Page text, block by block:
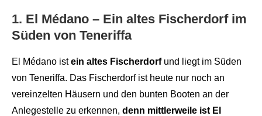
1. El Médano – Ein altes Fischerdorf im
Süden von Teneriffa
El Médano istein altes Fischerdorfund liegt im Süden
von Teneriffa. Das Fischerdorf ist heute nur noch an
vereinzelten Häusern und den bunten Booten an der
Anlegestelle zu erkennen, denn mittlerweile ist El